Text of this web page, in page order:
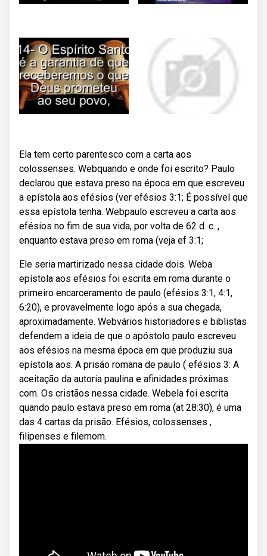
Ela tem certo parentesco com a carta aos
colossenses. Webquando e onde foi escrito? Paulo
declarou que estava preso na época em que escreveu
a epístola aos efésios (ver efésios 3:1; É possível que
essa epístola tenha. Webpaulo escreveu a carta aos
efésios no fim de sua vida, por volta de 62 d. c. ,
enquanto estava preso em roma (veja ef 3:1;
Ele seria martirizado nessa cidade dois. Weba
epístola aos efésios foi escrita em roma durante o
primeiro encarceramento de paulo (efésios 3:1, 4:1,
6:20), e provavelmente logo após a sua chegada,
aproximadamente. Webvários historiadores e biblistas
defendem a ideia de que o apóstolo paulo escreveu
aos efésios na mesma época em que produziu sua
epístola aos. A prisão romana de paulo ( efésios 3: A
aceitação da autoria paulina e afinidades próximas
com. Os cristãos nessa cidade. Webela foi escrita
quando paulo estava preso em roma (at 28:30), é uma
das 4 cartas da prisão. Efésios, colossenses ,
filipenses e filemom.